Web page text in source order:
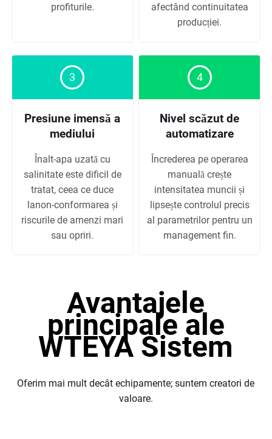
profiturile.
afectând continuitatea
producției.
3
Presiune imensă a
mediului
Înalt-apa uzată cu
salinitate este dificil de
tratat, ceea ce duce
lanon-conformarea și
riscurile de amenzi mari
sau opriri.
4
Nivel scăzut de
automatizare
Încrederea pe operarea
manuală crește
intensitatea muncii și
lipsește controlul precis
al parametrilor pentru un
management fin.
Avantajele
principale ale
WTEYA Sistem
Oferim mai mult decât echipamente; suntem creatori de
valoare.